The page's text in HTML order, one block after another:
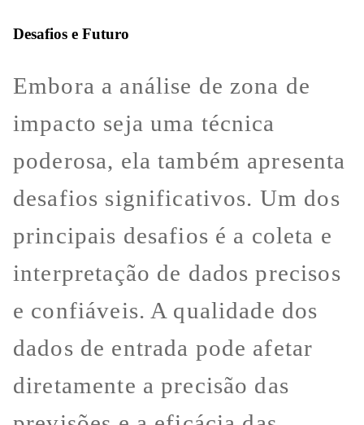
Desafios e Futuro
Embora a análise de zona de
impacto seja uma técnica
poderosa, ela também apresenta
desafios significativos. Um dos
principais desafios é a coleta e
interpretação de dados precisos
e confiáveis. A qualidade dos
dados de entrada pode afetar
diretamente a precisão das